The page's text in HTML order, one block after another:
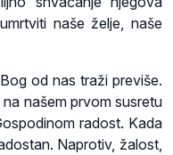
naše želje, naše
od nas traži previše.
našem prvom susretu
radost. Kada
Naprotiv, žalost,